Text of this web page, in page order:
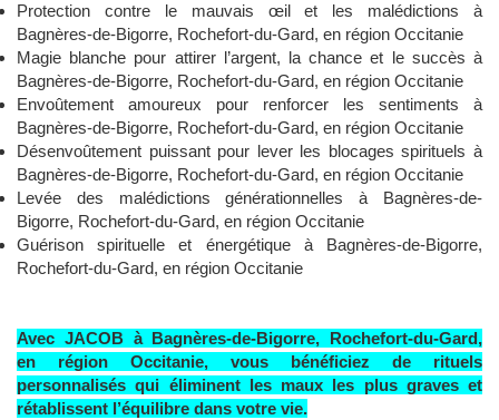
Protection contre le mauvais œil et les malédictions à
Bagnères-de-Bigorre, Rochefort-du-Gard, en région Occitanie
Magie blanche pour attirer l’argent, la chance et le succès à
Bagnères-de-Bigorre, Rochefort-du-Gard, en région Occitanie
Envoûtement amoureux pour renforcer les sentiments à
Bagnères-de-Bigorre, Rochefort-du-Gard, en région Occitanie
Désenvoûtement puissant pour lever les blocages spirituels à
Bagnères-de-Bigorre, Rochefort-du-Gard, en région Occitanie
Levée des malédictions générationnelles à Bagnères-de-
Bigorre, Rochefort-du-Gard, en région Occitanie
Guérison spirituelle et énergétique à Bagnères-de-Bigorre,
Rochefort-du-Gard, en région Occitanie
Avec JACOB à Bagnères-de-Bigorre, Rochefort-du-Gard,
en région Occitanie, vous bénéficiez de rituels
personnalisés qui éliminent les maux les plus graves et
rétablissent l’équilibre dans votre vie.